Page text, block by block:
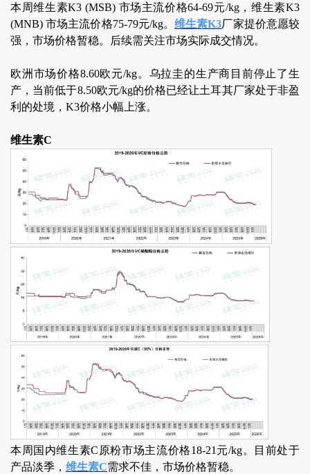
本周维生素K3 (MSB) 市场主流价格64-69元/kg，维生素K3
(MNB) 市场主流价格75-79元/kg。维生素K3厂家提价意愿较
强，市场价格暂稳。后续需关注市场实际成交情况。
欧洲市场价格8.60欧元/kg。乌拉圭的生产商目前停止了生
产，当前低于8.50欧元/kg的价格已经让土耳其厂家处于非盈
利的处境，K3价格小幅上涨。
维生素C
本周国内维生素C原粉市场主流价格18-21元/kg。目前处于
产品淡季， 维生素C需求不佳，市场价格暂稳。